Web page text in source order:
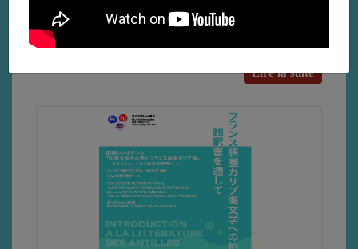
Dialogue entre Jacques Derrida et Édouard Glissant au
Parlement international des écrivains (1993)
Lire la suite